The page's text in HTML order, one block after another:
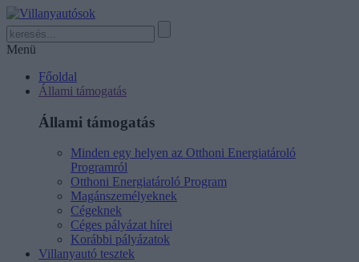
Menü
Főoldal
Állami támogatás
Állami támogatás
Minden egy helyen az Otthoni Energiatároló
Programról
Otthoni Energiatároló Program
Magánszemélyeknek
Cégeknek
Céges pályázat hírei
Korábbi pályázatok
Villanyautó tesztek